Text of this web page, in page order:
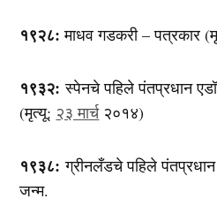
१९२८:माधव गडकरी – पत्रकार
१९३२: स्पेनचे पहिले पंतप्रधान
(मृत्यू: २३ मार्च२०१४)
१९३८: ग्रीनलँडचे पहिले
जन्म.